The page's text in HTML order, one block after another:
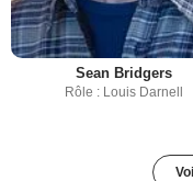
Sean Bridgers
Rôle : Louis Darnell